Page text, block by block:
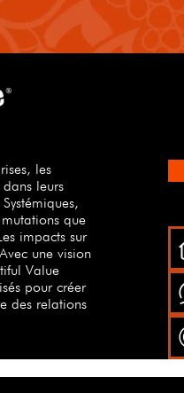
les
leurs
que
impacts sur
une vision
Value
pour créer
des relations